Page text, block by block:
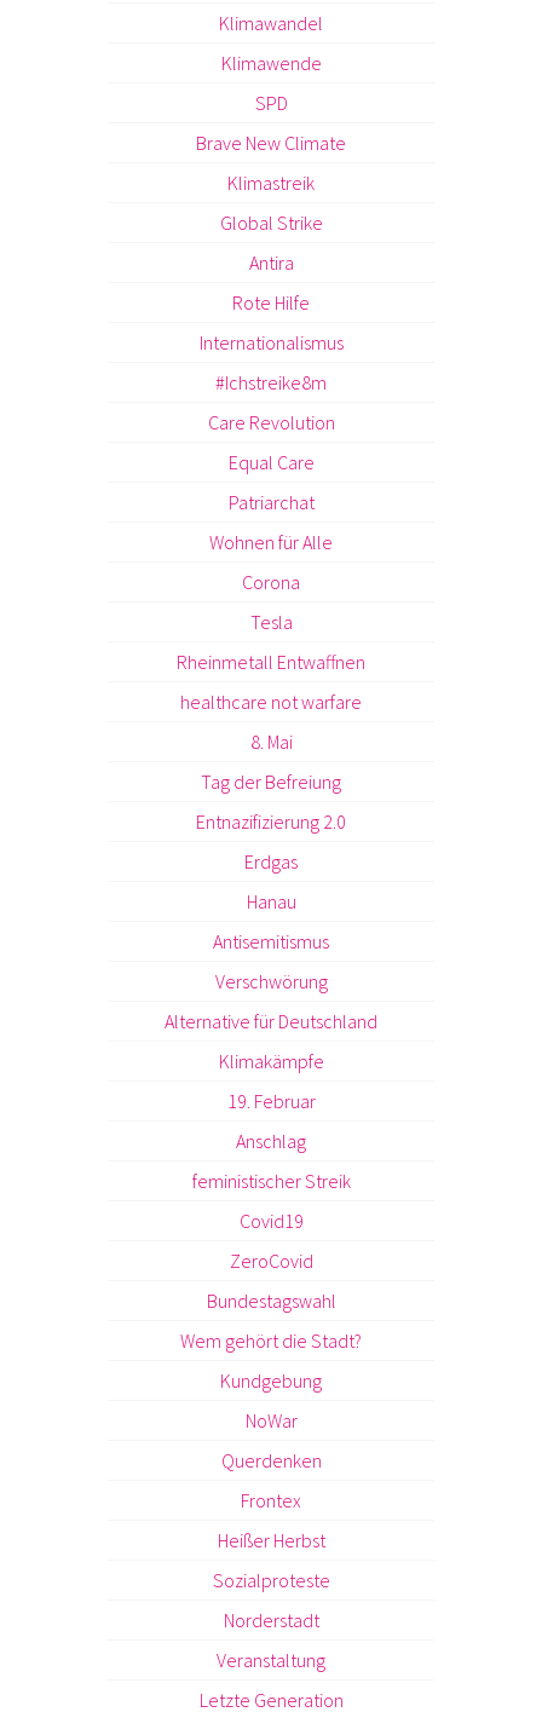
Klimawandel
Klimawende
SPD
Brave New Climate
Klimastreik
Global Strike
Antira
Rote Hilfe
Internationalismus
#Ichstreike8m
Care Revolution
Equal Care
Patriarchat
Wohnen für Alle
Corona
Tesla
Rheinmetall Entwaffnen
healthcare not warfare
8. Mai
Tag der Befreiung
Entnazifizierung 2.0
Erdgas
Hanau
Antisemitismus
Verschwörung
Alternative für Deutschland
Klimakämpfe
19. Februar
Anschlag
feministischer Streik
Covid19
ZeroCovid
Bundestagswahl
Wem gehört die Stadt?
Kundgebung
NoWar
Querdenken
Frontex
Heißer Herbst
Sozialproteste
Norderstadt
Veranstaltung
Letzte Generation